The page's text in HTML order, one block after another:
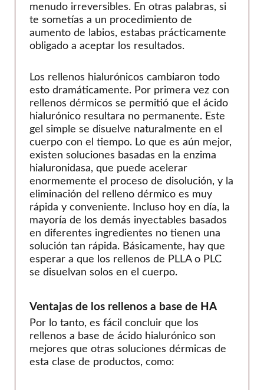
menudo irreversibles. En otras palabras, si
te sometías a un procedimiento de
aumento de labios, estabas prácticamente
obligado a aceptar los resultados.
Los rellenos hialurónicos cambiaron todo
esto dramáticamente. Por primera vez con
rellenos dérmicos se permitió que el ácido
hialurónico resultara no permanente. Este
gel simple se disuelve naturalmente en el
cuerpo con el tiempo. Lo que es aún mejor,
existen soluciones basadas en la enzima
hialuronidasa, que puede acelerar
enormemente el proceso de disolución, y la
eliminación del relleno dérmico es muy
rápida y conveniente. Incluso hoy en día, la
mayoría de los demás inyectables basados
en diferentes ingredientes no tienen una
solución tan rápida. Básicamente, hay que
esperar a que los rellenos de PLLA o PLC
se disuelvan solos en el cuerpo.
Ventajas de los rellenos a base de HA
Por lo tanto, es fácil concluir que los
rellenos a base de ácido hialurónico son
mejores que otras soluciones dérmicas de
esta clase de productos, como: